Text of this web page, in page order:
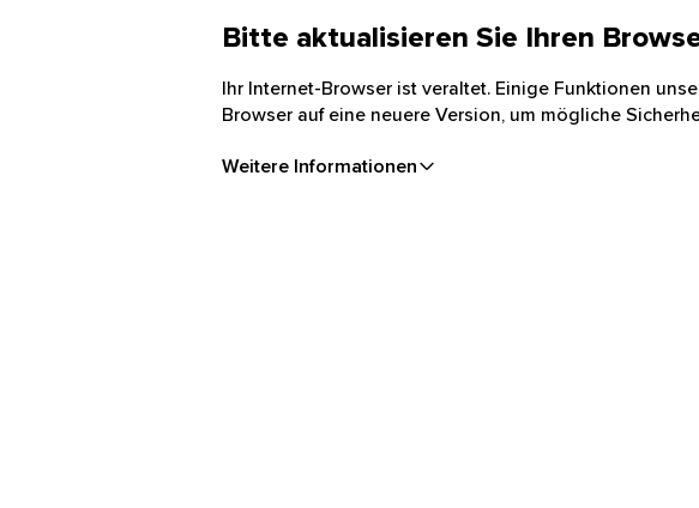
Bitte aktualisieren Sie Ihren
Ihr Internet-Browser ist veraltet. Einige Funktionen
Browser auf eine neuere Version, um mögliche
Weitere Informationen